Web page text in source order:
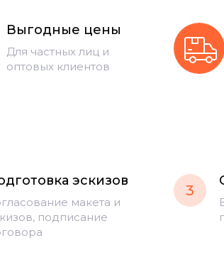
Выгодные цены
Для частных лиц и
оптовых клиентов
эскизов
макета и
подписание
3